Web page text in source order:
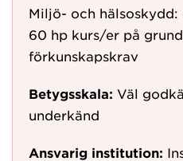
Miljö- och hälsoskydd:
60 hp kurs/er på
förkunskapskrav
Betygsskala: Väl
underkänd
Ansvarig institution: